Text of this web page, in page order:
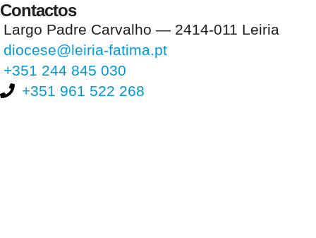
Contactos
Largo Padre Carvalho — 2414-011 Leiria
diocese@leiria-fatima.pt
+351 244 845 030
+351 961 522 268